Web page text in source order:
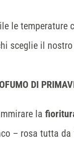
le
sceglie il
DI
la
– rosa tutta da